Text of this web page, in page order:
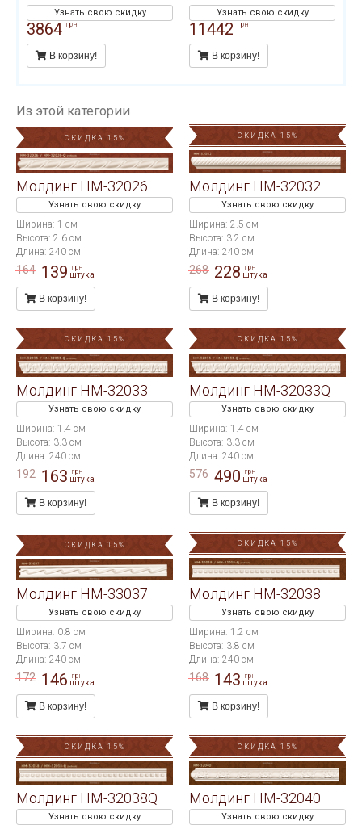
Узнать свою скидку
3864 грн
В корзину!
Узнать свою скидку
11442 грн
В корзину!
Из этой категории
СКИДКА 15%
Молдинг HM-32026
Узнать свою скидку
Ширина: 1 см
Высота: 2.6 см
Длина: 240 см
164 139 грн
штука
В корзину!
СКИДКА 15%
Молдинг HM-32032
Узнать свою скидку
Ширина: 2.5 см
Высота: 3.2 см
Длина: 240 см
268 228 грн
штука
В корзину!
СКИДКА 15%
Молдинг HM-32033
Узнать свою скидку
Ширина: 1.4 см
Высота: 3.3 см
Длина: 240 см
192 163 грн
штука
В корзину!
СКИДКА 15%
Молдинг HM-32033Q
Узнать свою скидку
Ширина: 1.4 см
Высота: 3.3 см
Длина: 240 см
576 490 грн
штука
В корзину!
СКИДКА 15%
Молдинг HM-33037
Узнать свою скидку
Ширина: 0.8 см
Высота: 3.7 см
Длина: 240 см
172 146 грн
штука
В корзину!
СКИДКА 15%
Молдинг HM-32038
Узнать свою скидку
Ширина: 1.2 см
Высота: 3.8 см
Длина: 240 см
168 143 грн
штука
В корзину!
СКИДКА 15%
Молдинг HM-32038Q
Узнать свою скидку
СКИДКА 15%
Молдинг HM-32040
Узнать свою скидку